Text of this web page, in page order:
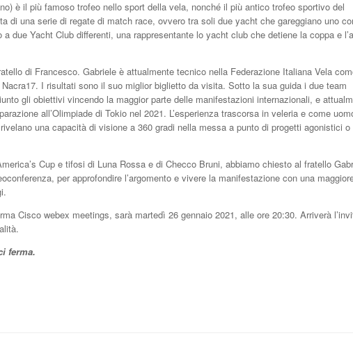
è il più famoso trofeo nello sport della vela, nonché il più antico trofeo sportivo del
di una serie di regate di match race, ovvero tra soli due yacht che gareggiano uno
a due Yacht Club differenti, una rappresentante lo yacht club che detiene la coppa e
di Francesco. Gabriele è attualmente tecnico nella Federazione Italiana Vela
I risultati sono il suo miglior biglietto da visita. Sotto la sua guida i due team
gli obiettivi vincendo la maggior parte delle manifestazioni internazionali, e
all’Olimpiade di Tokio nel 2021. L’esperienza trascorsa in veleria e come
una capacità di visione a 360 gradi nella messa a punto di progetti agonistici o
Cup e tifosi di Luna Rossa e di Checco Bruni, abbiamo chiesto al fratello
per approfondire l’argomento e vivere la manifestazione con una
Cisco webex meetings, sarà martedì 26 gennaio 2021, alle ore 20:30. Arriverà
ferma.